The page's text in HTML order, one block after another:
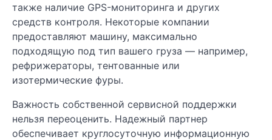
также наличие GPS-мониторинга и других
средств контроля. Некоторые компании
предоставляют машину, максимально
подходящую под тип вашего груза — например,
рефрижераторы, тентованные или
изотермические фуры.
Важность собственной сервисной поддержки
нельзя переоценить. Надежный партнер
обеспечивает круглосуточную информационную